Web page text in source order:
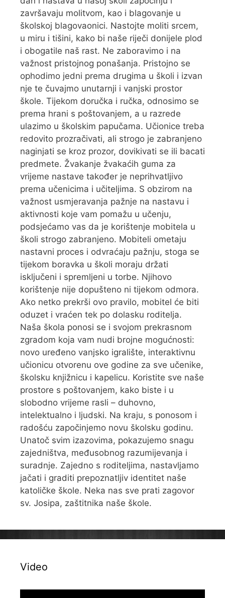
završavaju molitvom, kao i blagovanje u
školskoj blagovaonici. Nastojte moliti srcem,
u miru i tišini, kako bi naše riječi donijele plod
i obogatile naš rast. Ne zaboravimo i na
važnost pristojnog ponašanja. Pristojno se
ophodimo jedni prema drugima u školi i izvan
nje te čuvajmo unutarnji i vanjski prostor
škole. Tijekom doručka i ručka, odnosimo se
prema hrani s poštovanjem, a u razrede
ulazimo u školskim papučama. Učionice treba
redovito prozračivati, ali strogo je zabranjeno
naginjati se kroz prozor, dovikivati se ili bacati
predmete. Žvakanje žvakaćih guma za
vrijeme nastave također je neprihvatljivo
prema učenicima i učiteljima. S obzirom na
važnost usmjeravanja pažnje na nastavu i
aktivnosti koje vam pomažu u učenju,
podsjećamo vas da je korištenje mobitela u
školi strogo zabranjeno. Mobiteli ometaju
nastavni proces i odvraćaju pažnju, stoga se
tijekom boravka u školi moraju držati
isključeni i spremljeni u torbe. Njihovo
korištenje nije dopušteno ni tijekom odmora.
Ako netko prekrši ovo pravilo, mobitel će biti
oduzet i vraćen tek po dolasku roditelja.
Naša škola ponosi se i svojom prekrasnom
zgradom koja vam nudi brojne mogućnosti:
novo uređeno vanjsko igralište, interaktivnu
učionicu otvorenu ove godine za sve učenike,
školsku knjižnicu i kapelicu. Koristite sve naše
prostore s poštovanjem, kako biste i u
slobodno vrijeme rasli – duhovno,
intelektualno i ljudski. Na kraju, s ponosom i
radošću započinjemo novu školsku godinu.
Unatoč svim izazovima, pokazujemo snagu
zajedništva, međusobnog razumijevanja i
suradnje. Zajedno s roditeljima, nastavljamo
jačati i graditi prepoznatljiv identitet naše
katoličke škole. Neka nas sve prati zagovor
sv. Josipa, zaštitnika naše škole.
Video